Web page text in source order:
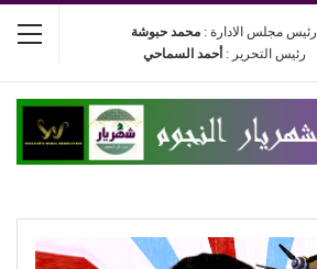
رئيس مجلس الادارة : محمد حبوشة
رئيس التحرير : أحمد السماحي